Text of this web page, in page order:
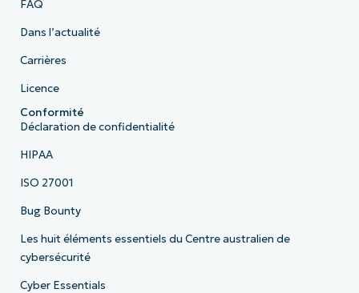
FAQ
Dans l’actualité
Carrières
Licence
Conformité
Déclaration de confidentialité
HIPAA
ISO 27001
Bug Bounty
Les huit éléments essentiels du Centre australien de
cybersécurité
Cyber Essentials